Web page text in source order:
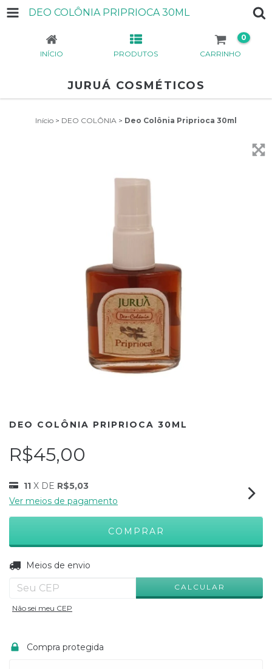
DEO COLÔNIA PRIPRIOCA 30ML
INÍCIO PRODUTOS CARRINHO
0
JURUÁ COSMÉTICOS
Início > DEO COLÔNIA > Deo Colônia Priprioca 30ml
DEO COLÔNIA PRIPRIOCA 30ML
R$45,00
11 X DE R$5,03
Ver meios de pagamento
Entregas para o CEP:
Meios de envio
CALCULAR
Não sei meu CEP
Compra protegida